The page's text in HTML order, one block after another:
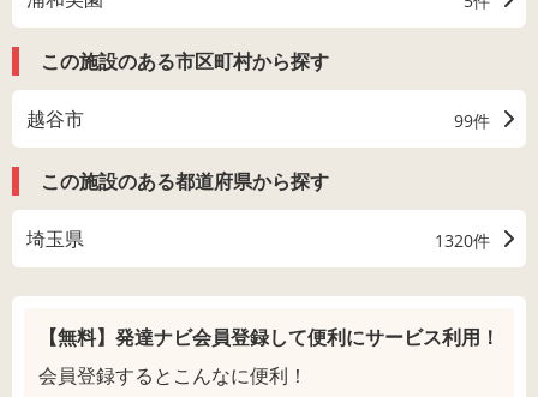
この施設のある市区町村から探す
越谷市 99件
この施設のある都道府県から探す
埼玉県 1320件
【無料】発達ナビ会員登録して便利にサービス利用！
会員登録するとこんなに便利！